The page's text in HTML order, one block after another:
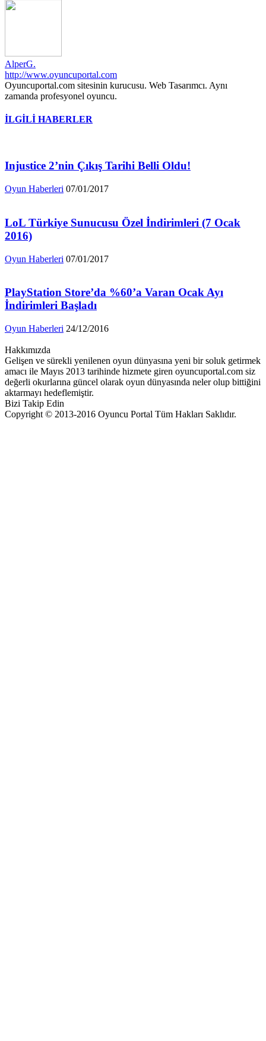
AlperG.
http://www.oyuncuportal.com
Oyuncuportal.com sitesinin kurucusu. Web Tasarımcı. Aynı
zamanda profesyonel oyuncu.
İLGİLİ HABERLER
Injustice 2’nin Çıkış Tarihi Belli Oldu!
Oyun Haberleri 07/01/2017
LoL Türkiye Sunucusu Özel İndirimleri (7 Ocak
2016)
Oyun Haberleri 07/01/2017
PlayStation Store’da %60’a Varan Ocak Ayı
İndirimleri Başladı
Oyun Haberleri 24/12/2016
Hakkımızda
Gelişen ve sürekli yenilenen oyun dünyasına yeni bir soluk getirmek
amacı ile Mayıs 2013 tarihinde hizmete giren oyuncuportal.com siz
değerli okurlarına güncel olarak oyun dünyasında neler olup bittiğini
aktarmayı hedeflemiştir.
Bizi Takip Edin
Copyright © 2013-2016 Oyuncu Portal Tüm Hakları Saklıdır.